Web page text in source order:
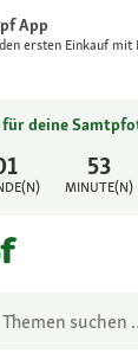
App
ersten Einkauf mit
53
MINUTE(N)
deine